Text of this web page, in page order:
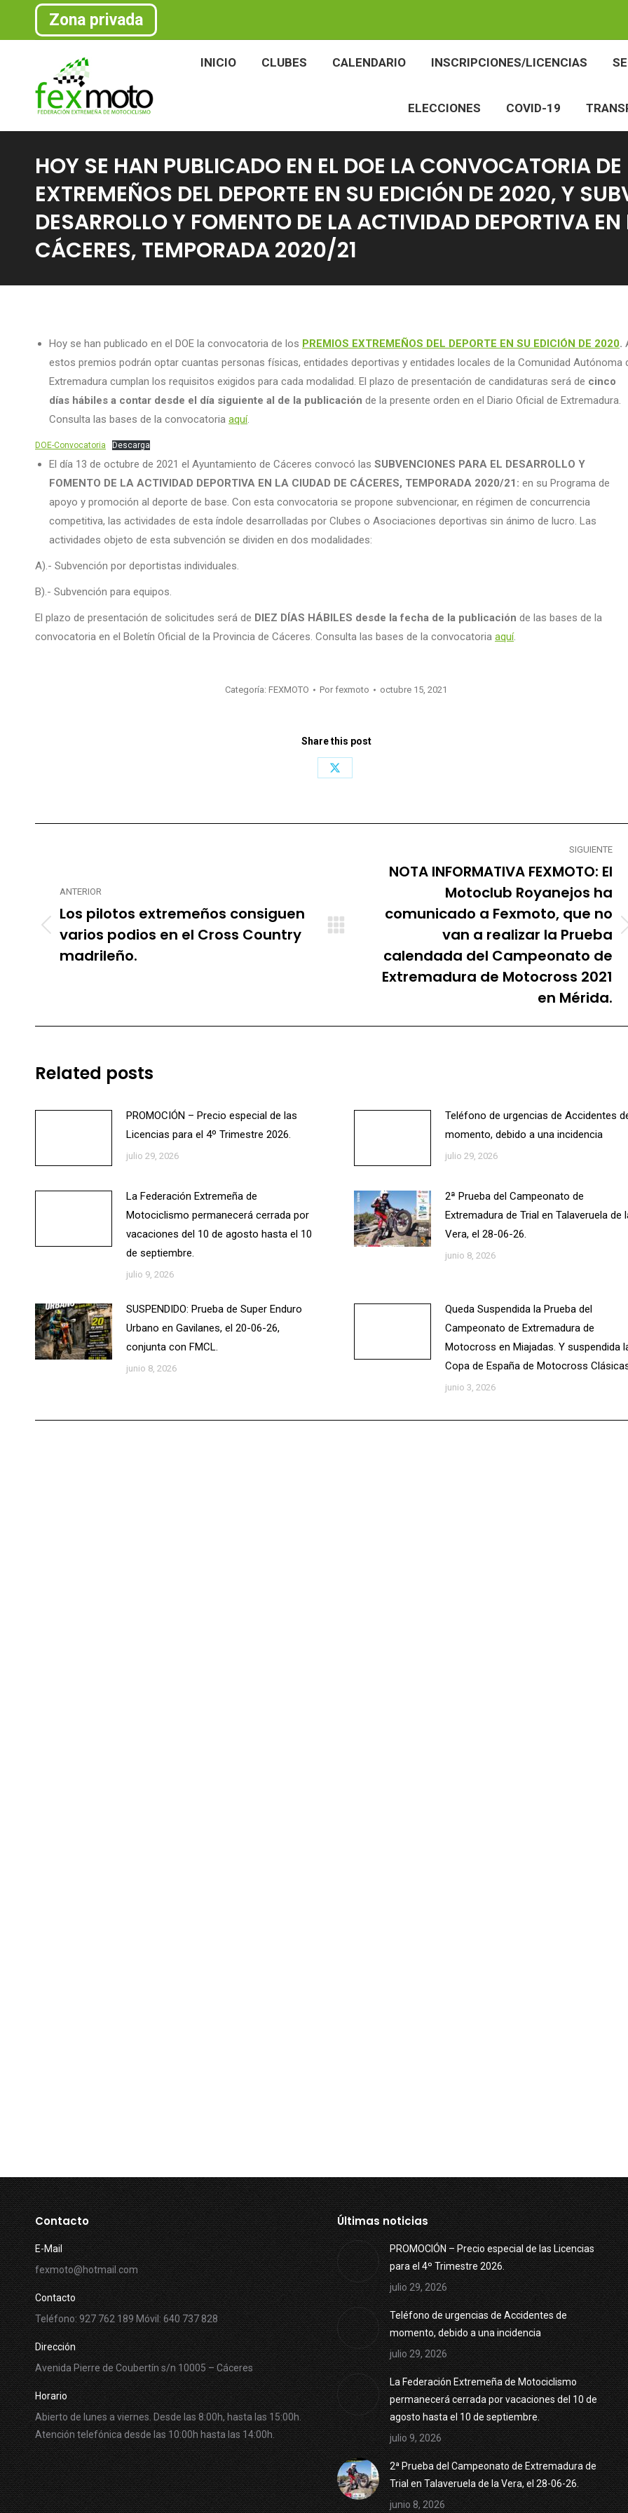
Zona privada
INICIO CLUBES CALENDARIO INSCRIPCIONES/LICENCIAS
ELECCIONES COVID-19
HOY SE HAN PUBLICADO EN EL DOE LA CONVOCATORIA
EXTREMEÑOS DEL DEPORTE EN SU EDICIÓN DE 2020, Y
DESARROLLO Y FOMENTO DE LA ACTIVIDAD DEPORTIVA
CÁCERES, TEMPORADA 2020/21
Hoy se han publicado en el DOE la convocatoria de los PREMIOS EXTREMEÑOS DEL DEPORTE EN SU EDICIÓN DE 2020.
estos premios podrán optar cuantas personas físicas, entidades deportivas y entidades locales de la Comunidad Autónoma
Extremadura cumplan los requisitos exigidos para cada modalidad. El plazo de presentación de candidaturas será de cinco
días hábiles a contar desde el día siguiente al de la publicación de la presente orden en el Diario Oficial de Extremadura.
Consulta las bases de la convocatoria aquí.
DOE-Convocatoria Descarga
El día 13 de octubre de 2021 el Ayuntamiento de Cáceres convocó las SUBVENCIONES PARA EL DESARROLLO Y
FOMENTO DE LA ACTIVIDAD DEPORTIVA EN LA CIUDAD DE CÁCERES, TEMPORADA 2020/21: en su Programa de
apoyo y promoción al deporte de base. Con esta convocatoria se propone subvencionar, en régimen de concurrencia
competitiva, las actividades de esta índole desarrolladas por Clubes o Asociaciones deportivas sin ánimo de lucro. Las
actividades objeto de esta subvención se dividen en dos modalidades:
A).- Subvención por deportistas individuales.
B).- Subvención para equipos.
El plazo de presentación de solicitudes será de DIEZ DÍAS HÁBILES desde la fecha de la publicación de las bases de la
convocatoria en el Boletín Oficial de la Provincia de Cáceres. Consulta las bases de la convocatoria aquí.
Categoría: FEXMOTO Por fexmoto octubre 15, 2021
Share this post
Share
publicaciones
ANTERIOR
Publicación
anterior:
Los pilotos extremeños consiguen
varios podios en el Cross Country
madrileño.
SIGUIENTE
siguiente:
NOTA INFORMATIVA FEXMOTO: El
Motoclub Royanejos ha
comunicado a Fexmoto, que no
van a realizar la Prueba
calendada del Campeonato de
Extremadura de Motocross 2021
en Mérida.
Related posts
PROMOCIÓN – Precio especial de las
Licencias para el 4º Trimestre 2026.
julio 29, 2026
Teléfono de urgencias de Accidentes
momento, debido a una incidencia
julio 29, 2026
La Federación Extremeña de
Motociclismo permanecerá cerrada por
vacaciones del 10 de agosto hasta el 10
de septiembre.
julio 9, 2026
2ª Prueba del Campeonato de
Extremadura de Trial en Talaveruela de
Vera, el 28-06-26.
junio 8, 2026
SUSPENDIDO: Prueba de Super Enduro
Urbano en Gavilanes, el 20-06-26,
conjunta con FMCL.
junio 8, 2026
Queda Suspendida la Prueba del
Campeonato de Extremadura de
Motocross en Miajadas. Y suspendida
Copa de España de Motocross
junio 3, 2026
Contacto
E-Mail
fexmoto@hotmail.com
Contacto
Teléfono: 927 762 189 Móvil: 640 737 828
Dirección
Avenida Pierre de Coubertín s/n 10005 – Cáceres
Horario
Abierto de lunes a viernes. Desde las 8:00h, hasta las 15:00h.
Atención telefónica desde las 10:00h hasta las 14:00h.
Últimas noticias
PROMOCIÓN – Precio especial de las Licencias
para el 4º Trimestre 2026.
julio 29, 2026
Teléfono de urgencias de Accidentes de
momento, debido a una incidencia
julio 29, 2026
La Federación Extremeña de Motociclismo
permanecerá cerrada por vacaciones del 10 de
agosto hasta el 10 de septiembre.
julio 9, 2026
2ª Prueba del Campeonato de Extremadura de
Trial en Talaveruela de la Vera, el 28-06-26.
junio 8, 2026
ELECCIONES COVID-19